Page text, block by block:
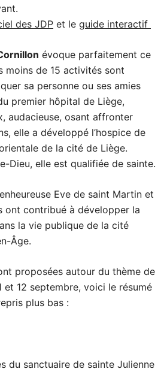
des JDP et le guide interactif
évoque parfaitement ce
moins de 15 activités sont
sa personne ou ses amies
premier hôpital de Liège,
audacieuse, osant affronter
elle a développé l’hospice de
de la cité de Liège.
Dieu, elle est qualifiée de sainte.
Eve de saint Martin et
ont contribué à développer la
la vie publique de la cité
Âge.
proposées autour du thème de
et 12 septembre, voici le résumé
plus bas :
du sanctuaire de sainte Julienne